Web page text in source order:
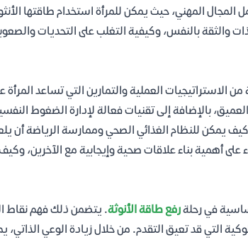
المهني، حيث يمكن للمرأة استخدام طاقتها
والثقة بالنفس، وكيفية التغلب على التحديات
العملية والتمارين التي تساعد المرأة
بالإضافة إلى تقنيات فعالة لإدارة الضغوط
يمكن للنظام الغذائي الصحي وممارسة الرياضة أن
على أهمية بناء علاقات صحية وإيجابية مع الآخرين،
في رحلةرفع طاقة الأنوثة. يتضمن ذلك فهم نقاط
التي قد تعيق التقدم. من خلال زيادة الوعي الذاتي،